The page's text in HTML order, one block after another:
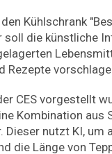
Kühlschrank
soll die künstliche
Rezepte
CES vorgestellt
Kombination aus
Dieser nutzt KI, um
die Länge von